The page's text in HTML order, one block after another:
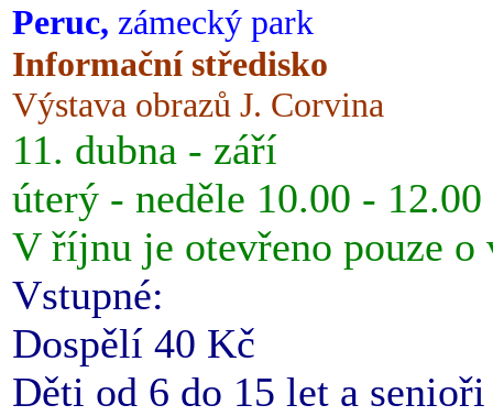
Peruc, zámecký park
Informační středisko
Výstava obrazů J. Corvina
11. dubna - září
úterý - neděle 10.00 -
V říjnu je otevřeno pouze o
Vstupné:
Dospělí 40 Kč
Děti od 6 do 15 let a